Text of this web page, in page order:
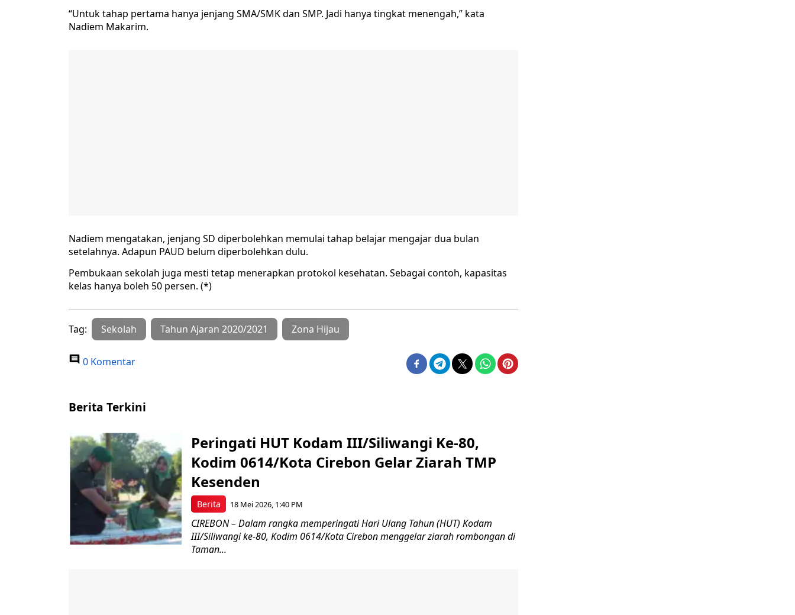
“Untuk tahap pertama hanya jenjang SMA/SMK dan SMP. Jadi hanya tingkat menengah,” kata
Nadiem Makarim.
Nadiem mengatakan, jenjang SD diperbolehkan memulai tahap belajar mengajar dua bulan
setelahnya. Adapun PAUD belum diperbolehkan dulu.
Pembukaan sekolah juga mesti tetap menerapkan protokol kesehatan. Sebagai contoh, kapasitas
kelas hanya boleh 50 persen. (*)
Tag: Sekolah Tahun Ajaran 2020/2021 Zona Hijau
0 Komentar
Berita Terkini
Berita
Peringati HUT Kodam III/Siliwangi Ke-80,
Kodim 0614/Kota Cirebon Gelar Ziarah TMP
Kesenden
18 Mei 2026, 1:40 PM
CIREBON – Dalam rangka memperingati Hari Ulang Tahun (HUT) Kodam
III/Siliwangi ke-80, Kodim 0614/Kota Cirebon menggelar ziarah rombongan di
Taman...